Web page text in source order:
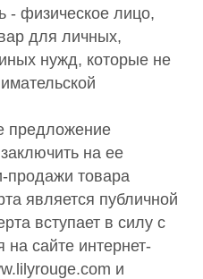
- физическое лицо,
для личных,
нужд, которые не
предложение
на ее
продажи товара
является публичной
вступает в силу с
сайте интернет-
и